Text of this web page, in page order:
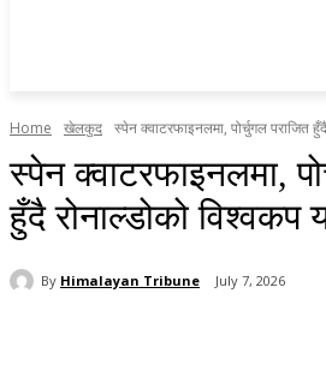
Home खेलकुद स्पेन क्वाटरफाइनलमा, पोर्चुगल पराजित
स्पेन क्वाटरफाइनलमा,
हुँदै रोनाल्डोको विश्वकप
By Himalayan Tribune July 7, 2026